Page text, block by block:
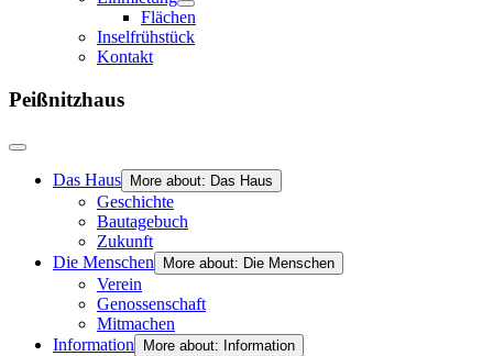
Flächen
Inselfrühstück
Kontakt
Peißnitzhaus
Das Haus More about: Das Haus
Geschichte
Bautagebuch
Zukunft
Die Menschen
More about: Die Menschen
Verein
Genossenschaft
Mitmachen
Information
More about: Information